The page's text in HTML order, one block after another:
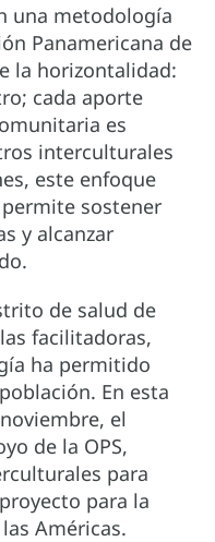
una metodología
Panamericana de
la horizontalidad:
cada aporte
es
interculturales
este enfoque
sostener
y alcanzar
de salud de
facilitadoras,
ha permitido
En esta
el
de la OPS,
para
para la
Américas.